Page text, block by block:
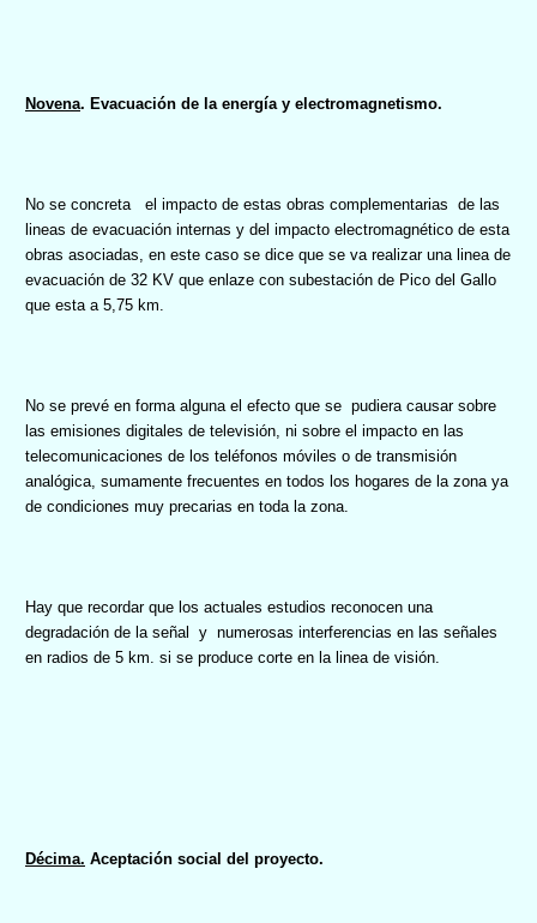
Novena. Evacuación de la energía y electromagnetismo.
No se concreta el impacto de estas obras complementarias de las
lineas de evacuación internas y del impacto electromagnético de esta
obras asociadas, en este caso se dice que se va realizar una linea de
evacuación de 32 KV que enlaze con subestación de Pico del Gallo
que esta a 5,75 km.
No se prevé en forma alguna el efecto que se pudiera causar sobre
las emisiones digitales de televisión, ni sobre el impacto en las
telecomunicaciones de los teléfonos móviles o de transmisión
analógica, sumamente frecuentes en todos los hogares de la zona ya
de condiciones muy precarias en toda la zona.
Hay que recordar que los actuales estudios reconocen una
degradación de la señal y numerosas interferencias en las señales
en radios de 5 km. si se produce corte en la linea de visión.
Décima. Aceptación social del proyecto.